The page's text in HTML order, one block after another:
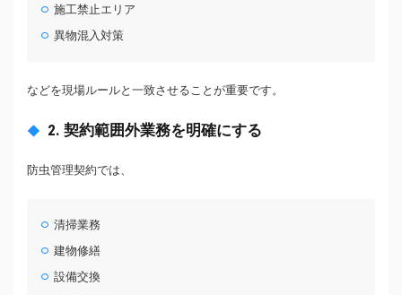
施工禁止エリア
異物混入対策
などを現場ルールと一致させることが重要です。
2. 契約範囲外業務を明確にする
防虫管理契約では、
清掃業務
建物修繕
設備交換